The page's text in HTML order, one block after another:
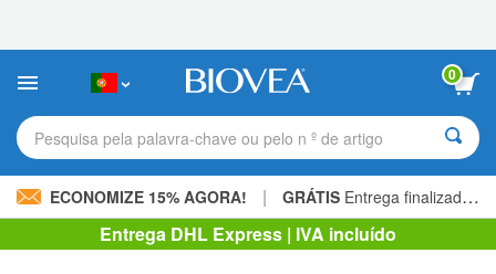
site
um
de
acessibilidade.
0
Pesquisa pela palavra-chave ou pelo n º de artigo
ECONOMIZE 15% AGORA! | GRÁTIS Entrega finalizada 60,00 € »
Entrega DHL Express | IVA incluído